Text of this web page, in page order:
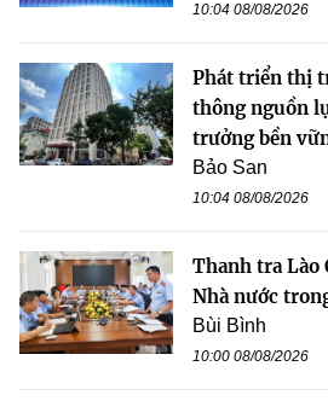
10:04 08/08/2026
Phát triển thị
thông nguồn
trưởng bền
Bảo San
10:04 08/08/2026
Thanh tra Lào
Nhà nước
Bùi Bình
10:00 08/08/2026